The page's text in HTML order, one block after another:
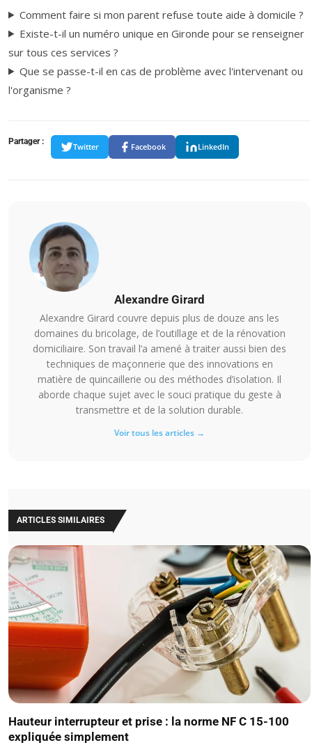
Comment faire si mon parent refuse toute aide à domicile ?
Existe-t-il un numéro unique en Gironde pour se renseigner
sur tous ces services ?
Que se passe-t-il en cas de problème avec l'intervenant ou
l'organisme ?
Partager :
Twitter Facebook LinkedIn
Alexandre Girard
Alexandre Girard couvre depuis plus de douze ans les
domaines du bricolage, de l’outillage et de la rénovation
domiciliaire. Son travail l’a amené à traiter aussi bien des
techniques de maçonnerie que des innovations en
matière de quincaillerie ou des méthodes d’isolation. Il
aborde chaque sujet avec le souci pratique du geste à
transmettre et de la solution durable.
Voir tous les articles →
ARTICLES SIMILAIRES
Hauteur interrupteur et prise : la norme NF C 15-100
expliquée simplement